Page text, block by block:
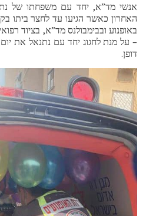
אנשי מד”א, יחד עם משפחתו של
האחרון כאשר הגיעו עד לחצר ביתו
באופנוע ובבימבולנס מד”א, בציוד
– על מנת לחגוג יחד עם נתנאל את
דופן.